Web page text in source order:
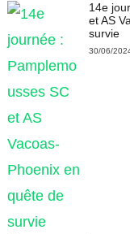
14e
et AS
survie
30/06/